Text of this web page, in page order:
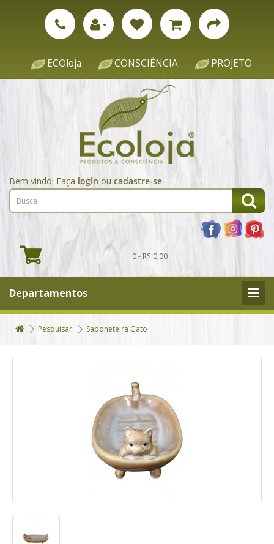
ECOloja CONSCIÊNCIA PROJETO
Bem vindo! Faça login ou cadastre-se
0 - R$ 0,00
Departamentos
Pesquisar Saboneteira Gato